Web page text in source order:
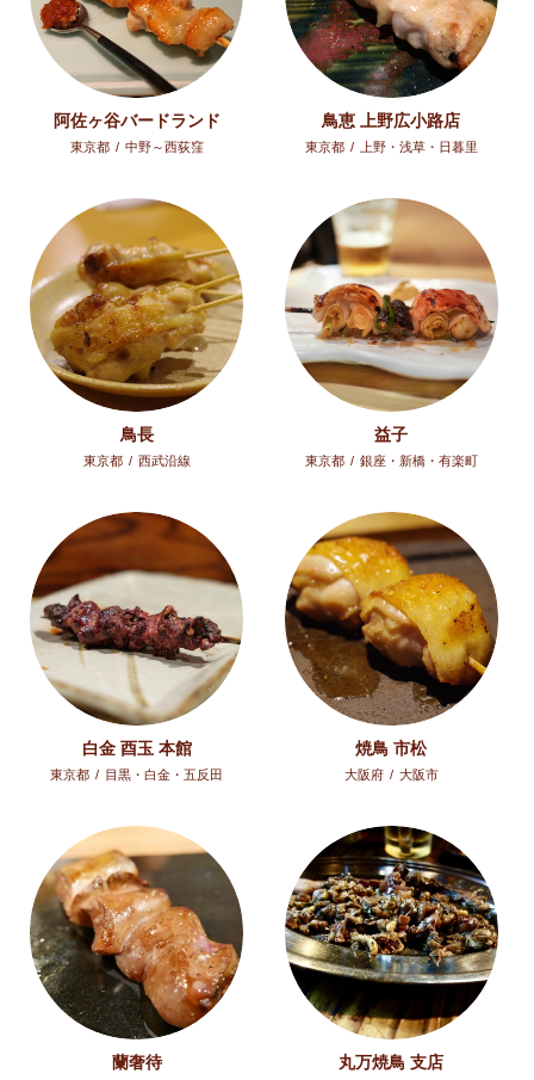
阿佐ヶ谷バードランド
東京都 / 中野～西荻窪
鳥恵 上野広小路店
東京都 / 上野・浅草・日暮里
鳥長
東京都 / 西武沿線
益子
東京都 / 銀座・新橋・有楽町
白金 酉玉 本館
東京都 / 目黒・白金・五反田
焼鳥 市松
大阪府 / 大阪市
蘭奢待 丸万焼鳥 支店